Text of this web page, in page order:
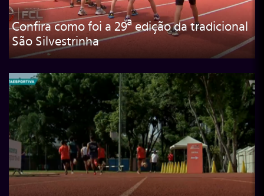
Confira como foi a 29ª edição da tradicional
São Silvestrinha